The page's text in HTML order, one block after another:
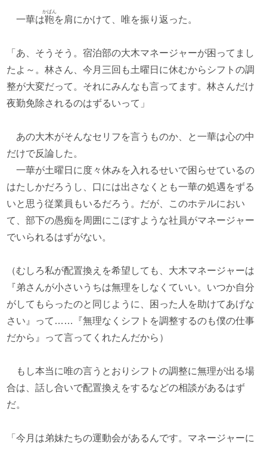
一華は鞄
かばん
を肩にかけて、唯を振り返った。
「あ、そうそう。宿泊部の大木マネージャーが困ってまし
たよ～。林さん、今月三回も土曜日に休むからシフトの調
整が大変だって。それにみんなも言ってます。林さんだけ
夜勤免除されるのはずるいって」
あの大木がそんなセリフを言うものか、と一華は心の中
だけで反論した。
一華が土曜日に度々休みを入れるせいで困らせているの
はたしかだろうし、口には出さなくとも一華の処遇をずる
いと思う従業員もいるだろう。だが、このホテルにおい
て、部下の愚痴を周囲にこぼすような社員がマネージャー
でいられるはずがない。
（むしろ私が配置換えを希望しても、大木マネージャーは
『弟さんが小さいうちは無理をしなくていい。いつか自分
がしてもらったのと同じように、困った人を助けてあげな
さい』って……『無理なくシフトを調整するのも僕の仕事
だから』って言ってくれたんだから）
もし本当に唯の言うとおりシフトの調整に無理が出る場
合は、話し合いで配置換えをするなどの相談があるはず
だ。
「今月は弟妹たちの運動会があるんです。マネージャーに